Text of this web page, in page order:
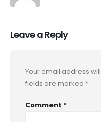
Leave a Reply
Your email address
fields are marked *
Comment *